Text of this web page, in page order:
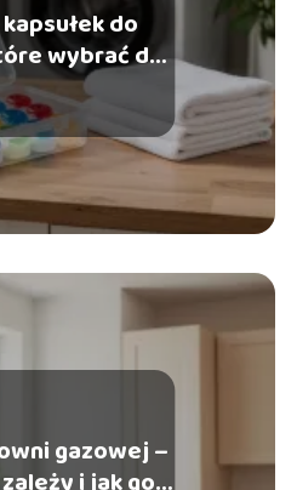
do
wybrać do
gazowej –